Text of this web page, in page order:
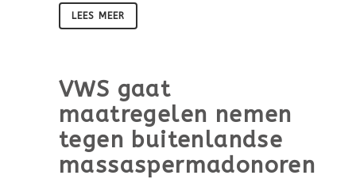
LEES MEER
VWS gaat
maatregelen nemen
tegen buitenlandse
massaspermadonoren